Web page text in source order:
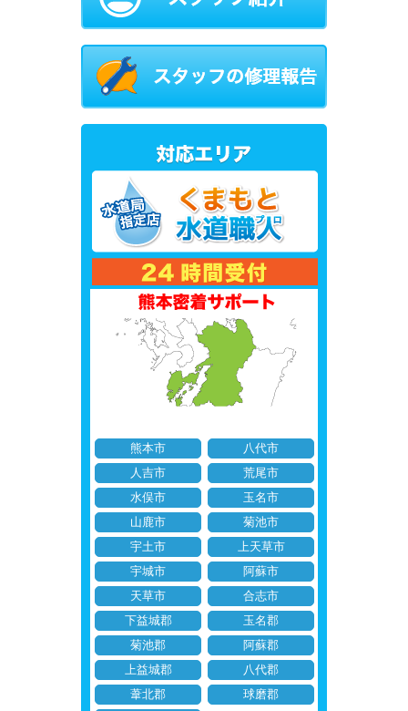
熊本市
八代市
人吉市
荒尾市
水俣市
玉名市
山鹿市
菊池市
宇土市
上天草市
宇城市
阿蘇市
天草市
合志市
下益城郡
玉名郡
菊池郡
阿蘇郡
上益城郡
八代郡
葦北郡
球磨郡